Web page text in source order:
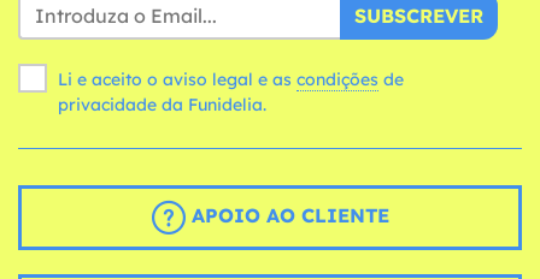
SUBSCREVER
Li e aceito o aviso legal e as condições
privacidade da Funidelia.
APOIO AO CLIENTE